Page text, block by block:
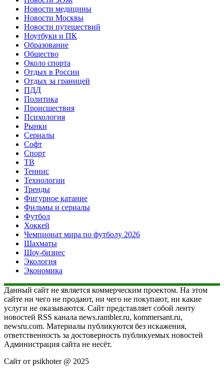
Новости медицины
Новости Москвы
Новости путешествий
Ноутбуки и ПК
Образование
Общество
Около спорта
Отдых в России
Отдых за границей
ПДД
Политика
Происшествия
Психология
Рынки
Сериалы
Софт
Спорт
ТВ
Теннис
Технологии
Тренды
Фигурное катание
Фильмы и сериалы
Футбол
Хоккей
Чемпионат мира по футболу 2026
Шахматы
Шоу-бизнес
Экология
Экономика
Данный сайт не является коммерческим проектом. На этом
сайте ни чего не продают, ни чего не покупают, ни какие
услуги не оказываются. Сайт представляет собой ленту
новостей RSS канала news.rambler.ru, kommersant.ru,
newsru.com. Материалы публикуются без искажения,
ответственность за достоверность публикуемых новостей
Администрация сайта не несёт.
Сайт от psikhoter @ 2025